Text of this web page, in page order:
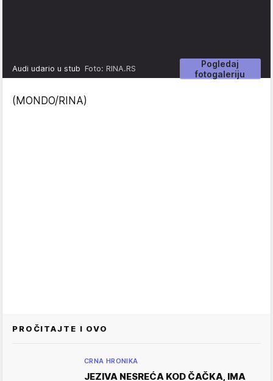
Pogledaj
fotogaleriju
Audi udario u stub Foto: RINA.RS
(MONDO/RINA)
PROČITAJTE I OVO
CRNA HRONIKA
JEZIVA NESREĆA KOD ČAČKA, IMA